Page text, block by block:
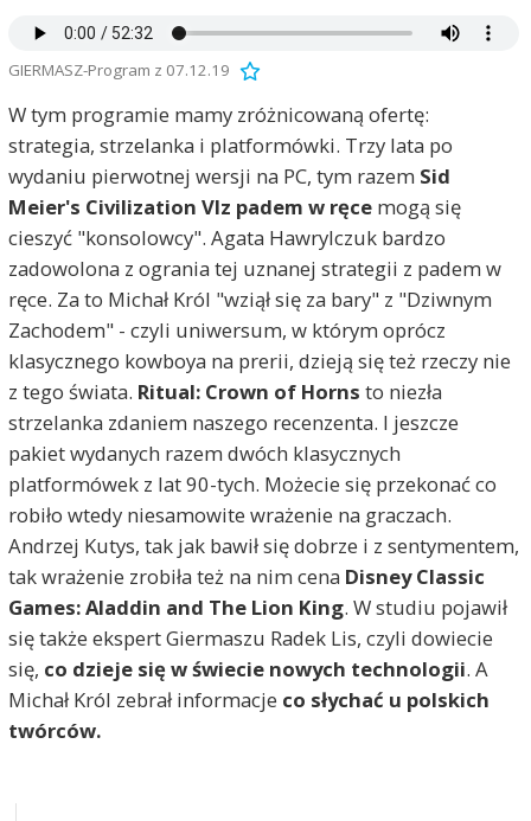
GIERMASZ-Program z 07.12.19
W tym programie mamy zróżnicowaną ofertę:
strategia, strzelanka i platformówki. Trzy lata po
wydaniu pierwotnej wersji na PC, tym razem Sid
Meier's Civilization VIz padem w ręcemogą się
cieszyć "konsolowcy". Agata Hawrylczuk bardzo
zadowolona z ogrania tej uznanej strategii z padem w
ręce. Za to Michał Król "wziął się za bary" z "Dziwnym
Zachodem" - czyli uniwersum, w którym oprócz
klasycznego kowboya na prerii, dzieją się też rzeczy nie
z tego świata. Ritual: Crown of Horns to niezła
strzelanka zdaniem naszego recenzenta. I jeszcze
pakiet wydanych razem dwóch klasycznych
platformówek z lat 90-tych. Możecie się przekonać co
robiło wtedy niesamowite wrażenie na graczach.
Andrzej Kutys, tak jak bawił się dobrze i z sentymentem,
tak wrażenie zrobiła też na nim cena Disney Classic
Games: Aladdin and The Lion King. W studiu pojawił
się także ekspert Giermaszu Radek Lis, czyli dowiecie
się, co dzieje się w świecie nowych technologii. A
Michał Król zebrał informacje co słychać u polskich
twórców.